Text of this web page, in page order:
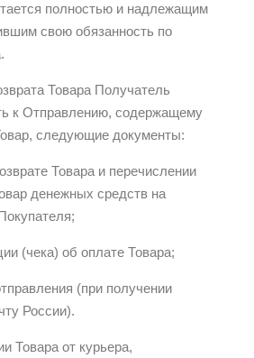
полностью и надлежащим
свою обязанность по
Товара Получатель
к Отправлению, содержащему
следующие документы:
Товара и перечислении
денежных средств на
(чека) об оплате Товара;
(при получении
России).
Товара от курьера,